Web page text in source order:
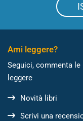
Ami leggere?
Seguici, commenta
leggere
Novità libri
Scrivi una